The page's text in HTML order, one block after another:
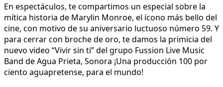
En espectáculos, te compartimos un especial sobre la
mítica historia de Marylin Monroe, el ícono más bello del
cine, con motivo de su aniversario luctuoso número 59. Y
para cerrar con broche de oro, te damos la primicia del
nuevo video “Vivir sin ti” del grupo Fussion Live Music
Band de Agua Prieta, Sonora ¡Una producción 100 por
ciento aguapretense, para el mundo!